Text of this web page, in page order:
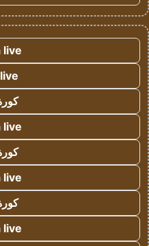
live
live
live
live